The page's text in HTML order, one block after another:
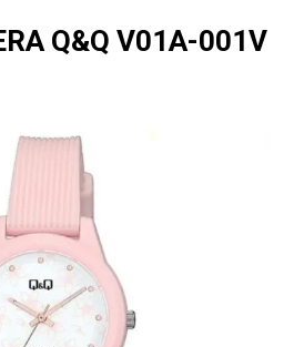
Q&Q V01A-001V